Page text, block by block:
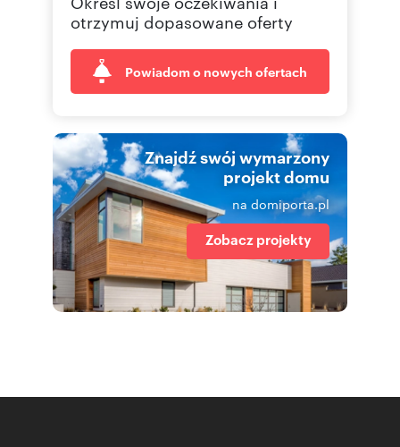
otrzymuj dopasowane oferty
Powiadom o nowych ofertach
Znajdź swój wymarzony
projekt domu
na domiporta.pl
Zobacz projekty